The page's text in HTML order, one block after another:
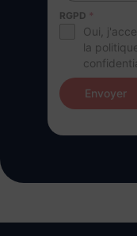
RGPD *
Oui,
la
Envoyer